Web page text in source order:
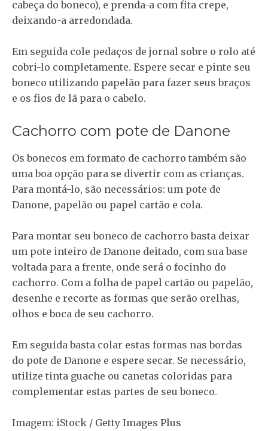
cabeça do boneco), e prenda-a com fita crepe,
deixando-a arredondada.
Em seguida cole pedaços de jornal sobre o rolo até
cobri-lo completamente. Espere secar e pinte seu
boneco utilizando papelão para fazer seus braços
e os fios de lã para o cabelo.
Cachorro com pote de Danone
Os bonecos em formato de cachorro também são
uma boa opção para se divertir com as crianças.
Para montá-lo, são necessários: um pote de
Danone, papelão ou papel cartão e cola.
Para montar seu boneco de cachorro basta deixar
um pote inteiro de Danone deitado, com sua base
voltada para a frente, onde será o focinho do
cachorro. Com a folha de papel cartão ou papelão,
desenhe e recorte as formas que serão orelhas,
olhos e boca de seu cachorro.
Em seguida basta colar estas formas nas bordas
do pote de Danone e espere secar. Se necessário,
utilize tinta guache ou canetas coloridas para
complementar estas partes de seu boneco.
Imagem: iStock / Getty Images Plus